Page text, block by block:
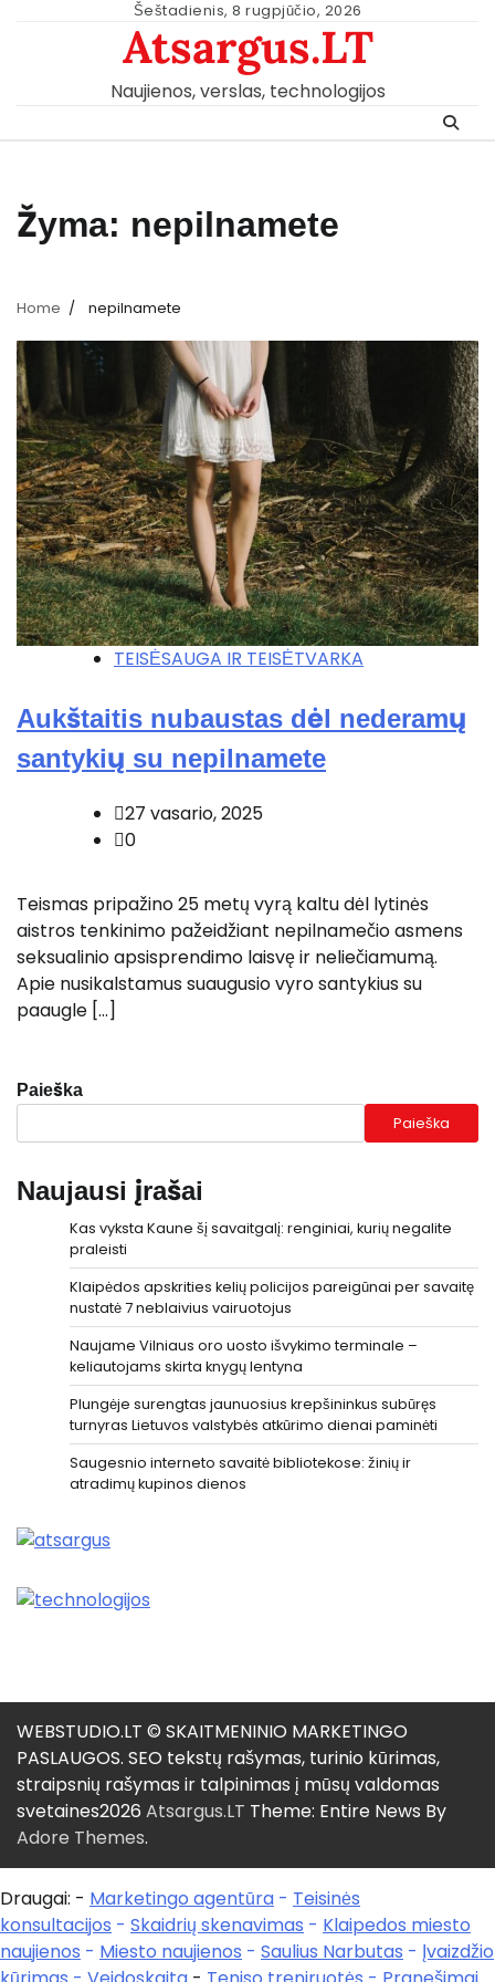
Šeštadienis, 8 rugpjūčio, 2026
Atsargus.LT
Naujienos, verslas, technologijos
Žyma: nepilnamete
Home nepilnamete
TEISĖSAUGA IR TEISĖTVARKA
Aukštaitis nubaustas dėl nederamų
santykių su nepilnamete
27 vasario, 2025
0
Teismas pripažino 25 metų vyrą kaltu dėl lytinės
aistros tenkinimo pažeidžiant nepilnamečio asmens
seksualinio apsisprendimo laisvę ir neliečiamumą.
Apie nusikalstamus suaugusio vyro santykius su
paaugle […]
Paieška
Paieška
Naujausi įrašai
Kas vyksta Kaune šį savaitgalį: renginiai, kurių negalite
praleisti
Klaipėdos apskrities kelių policijos pareigūnai per savaitę
nustatė 7 neblaivius vairuotojus
Naujame Vilniaus oro uosto išvykimo terminale –
keliautojams skirta knygų lentyna
Plungėje surengtas jaunuosius krepšininkus subūręs
turnyras Lietuvos valstybės atkūrimo dienai paminėti
Saugesnio interneto savaitė bibliotekose: žinių ir
atradimų kupinos dienos
WEBSTUDIO.LT © SKAITMENINIO MARKETINGO
PASLAUGOS. SEO tekstų rašymas, turinio kūrimas,
straipsnių rašymas ir talpinimas į mūsų valdomas
svetaines2026 Atsargus.LT Theme: Entire News By
Adore Themes.
Draugai: - Marketingo agentūra - Teisinės
konsultacijos - Skaidrių skenavimas - Klaipedos miesto
naujienos - Miesto naujienos - Saulius Narbutas - Įvaizdžio